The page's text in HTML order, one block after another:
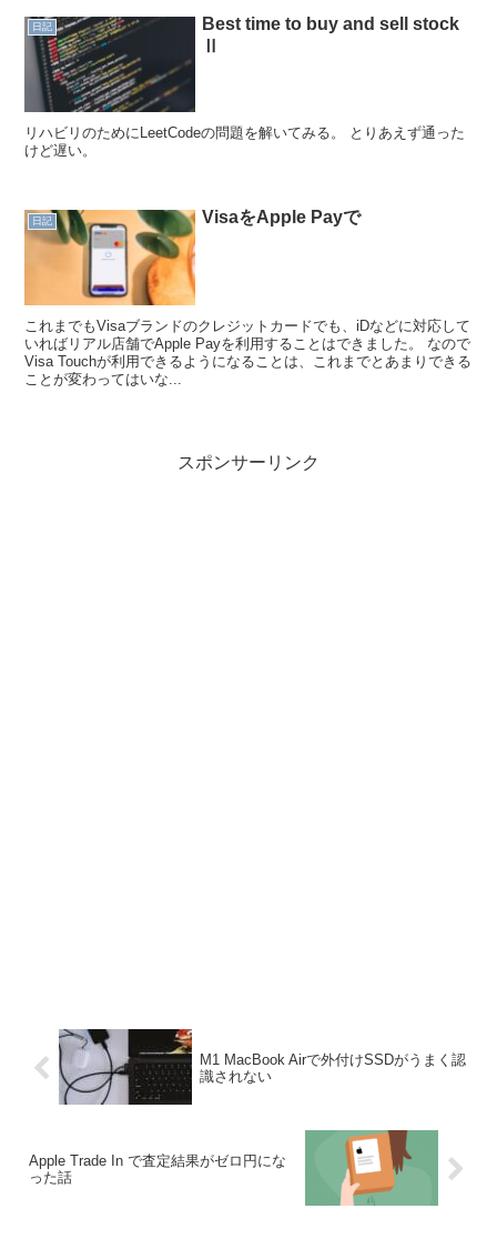
日記
Best time to buy and sell stock
リハビリのためにLeetCodeの問題を解いてみる。 とりあえず通った
けど遅い。
日記 VisaをApple Payで
これまでもVisaブランドのクレジットカードでも、iDなどに対応して
いればリアル店舗でApple Payを利用することはできました。 なので
Visa Touchが利用できるようになることは、これまでとあまりできる
ことが変わってはいな...
スポンサーリンク
M1 MacBook Airで外付けSSDがうまく認
識されない
Apple Trade In で査定結果がゼロ円にな
った話